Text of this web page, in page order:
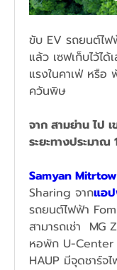
ขับ EV รถยนต์ไฟ
แล้ว เซฟเก็บไว้ไ
แรงในคาเฟ่ หรือ
ควันพิษ
จาก สามย่าน ไป
ระยะทางประมาณ
Samyan
Sharing จากแอ
รถยนต์ไฟฟ้า
สามารถเช่า
หอพัก U-Center
HAUP มีจุดชาร์จ